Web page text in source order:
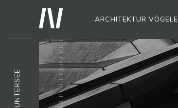
ARCHITEKTUR VÖGELE
UNTERSEE